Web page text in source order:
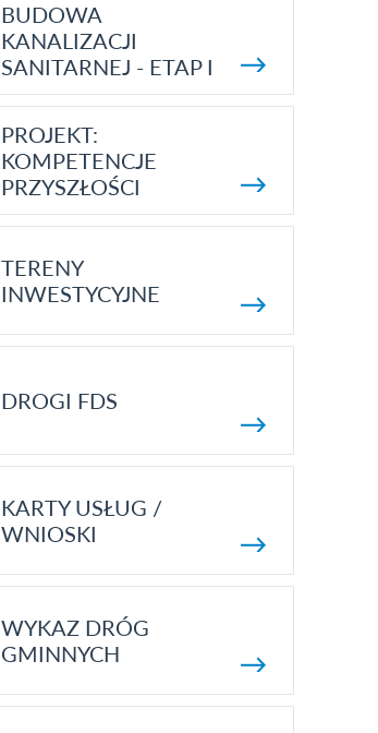
BUDOWA
KANALIZACJI
SANITARNEJ - ETAP I
PROJEKT:
KOMPETENCJE
PRZYSZŁOŚCI
TERENY
INWESTYCYJNE
DROGI FDS
KARTY USŁUG /
WNIOSKI
WYKAZ DRÓG
GMINNYCH